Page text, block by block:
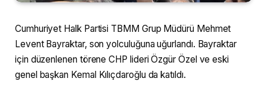
Cumhuriyet Halk Partisi TBMM Grup Müdürü Mehmet
Levent Bayraktar, son yolculuğuna uğurlandı. Bayraktar
için düzenlenen törene CHP lideri Özgür Özel ve eski
genel başkan Kemal Kılıçdaroğlu da katıldı.